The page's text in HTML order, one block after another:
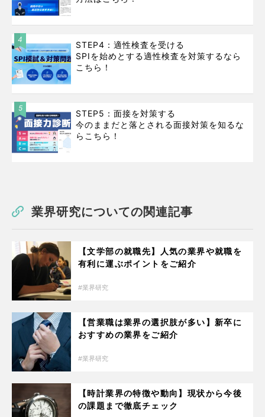
4
STEP4：適性検査を受ける
SPIを始めとする適性検査を対策するなら
こちら！
5
STEP5：面接を対策する
今のままだと落とされる面接対策を知るな
らこちら！
業界研究についての関連記事
【文学部の就職先】人気の業界や就職を
有利に運ぶポイントをご紹介
業界研究
【営業職は業界の選択肢が多い】新卒に
おすすめの業界をご紹介
業界研究
【時計業界の特徴や動向】現状から今後
の課題まで徹底チェック